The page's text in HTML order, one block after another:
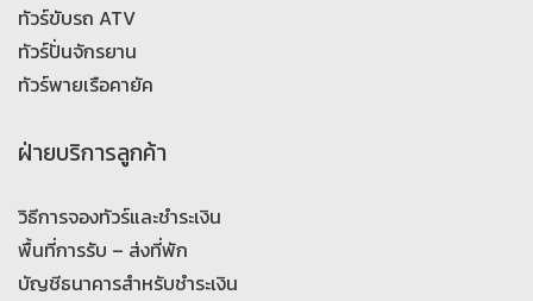
ทัวร์ขับรถ ATV
ทัวร์ปั่นจักรยาน
ทัวร์พายเรือคายัค
ฝ่ายบริการลูกค้า
วิธีการจองทัวร์และชำระเงิน
พื้นที่การรับ – ส่งที่พัก
บัญชีธนาคารสำหรับชำระเงิน